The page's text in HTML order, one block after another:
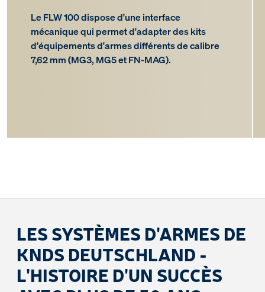
Le FLW 100 dispose d'une interface
mécanique qui permet d'adapter des kits
d'équipements d'armes différents de calibre
7,62 mm (MG3, MG5 et FN-MAG).
LES SYSTÈMES D'ARMES DE
KNDS DEUTSCHLAND -
L'HISTOIRE D'UN SUCCÈS